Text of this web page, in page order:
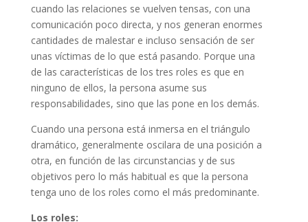
cuando las relaciones se vuelven tensas, con una
comunicación poco directa, y nos generan enormes
cantidades de malestar e incluso sensación de ser
unas víctimas de lo que está pasando. Porque una
de las características de los tres roles es que en
ninguno de ellos, la persona asume sus
responsabilidades, sino que las pone en los demás.
Cuando una persona está inmersa en el triángulo
dramático, generalmente oscilara de una posición a
otra, en función de las circunstancias y de sus
objetivos pero lo más habitual es que la persona
tenga uno de los roles como el más predominante.
Los roles: